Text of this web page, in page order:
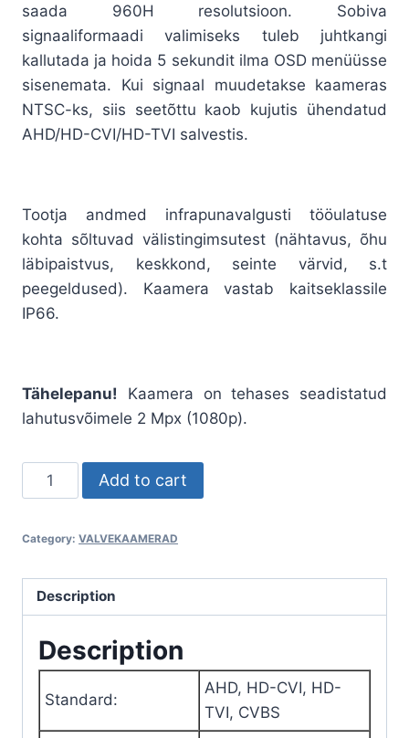
saada 960H resolutsioon. Sobiva
signaaliformaadi valimiseks tuleb juhtkangi
kallutada ja hoida 5 sekundit ilma OSD menüüsse
sisenemata. Kui signaal muudetakse kaameras
NTSC-ks, siis seetõttu kaob kujutis ühendatud
AHD/HD-CVI/HD-TVI salvestis.
Tootja andmed infrapunavalgusti tööulatuse
kohta sõltuvad välistingimsutest (nähtavus, õhu
läbipaistvus, keskkond, seinte värvid, s.t
peegeldused). Kaamera vastab kaitseklassile
IP66.
Tähelepanu! Kaamera on tehases seadistatud
lahutusvõimele 2 Mpx (1080p).
AHD,
HD-
HD-
PAL-
KAAMERA
APTI-
H50C6-
2812G
Add to cart
Category: VALVEKAAMERAD
Description
Description
Standard:
AHD, HD-CVI, HD-
TVI, CVBS